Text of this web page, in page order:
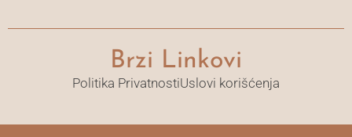
Brzi Linkovi
Politika PrivatnostiUslovi korišćenja